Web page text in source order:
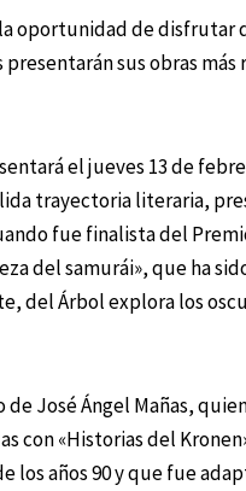
oportunidad de disfrutar
sus obras más
el jueves 13 de
trayectoria literaria,
fue finalista del
del samurái», que ha
del Árbol explora los
José Ángel Mañas,
con «Historias del
años 90 y que fue